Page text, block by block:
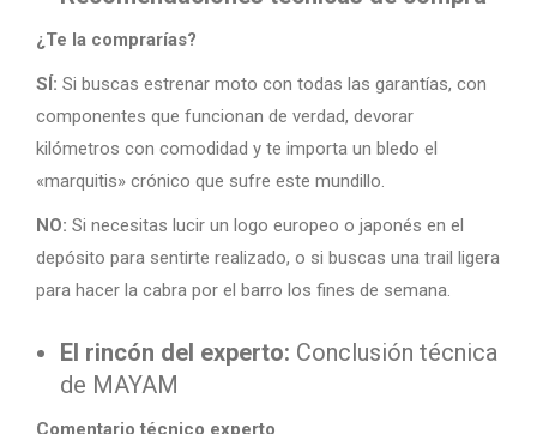
¿Te la comprarías?
SÍ: Si buscas estrenar moto con todas las garantías, con
componentes que funcionan de verdad, devorar
kilómetros con comodidad y te importa un bledo el
«marquitis» crónico que sufre este mundillo.
NO: Si necesitas lucir un logo europeo o japonés en el
depósito para sentirte realizado, o si buscas una trail ligera
para hacer la cabra por el barro los fines de semana.
El rincón del experto: Conclusión técnica
de MAYAM
Comentario técnico experto